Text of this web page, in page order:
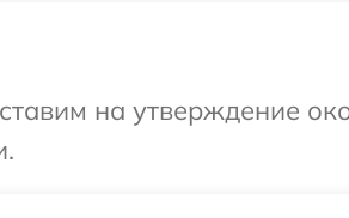
на утверждение